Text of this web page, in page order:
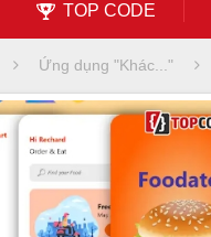
TOP CODE
Ứng dụng "Khác..."